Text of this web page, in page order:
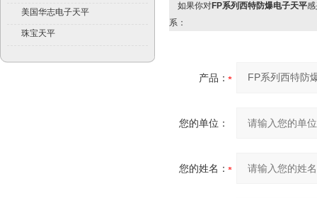
美国华志电子天平
珠宝天平
如果你对FP系列西特防爆电子天平
系：
产品：
您的单位：
您的姓名：